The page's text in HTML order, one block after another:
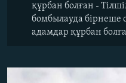
құрбан болған -
бомбылауда бірнеше
адамдар құрбан